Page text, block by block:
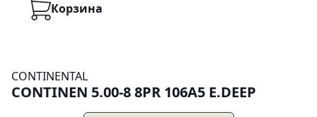
КорзинаКорзина
CONTINENTAL
CONTINEN 5.00-8 8PR 106A5 E.DEEP